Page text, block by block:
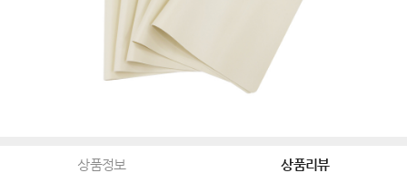
상품정보 상품리뷰